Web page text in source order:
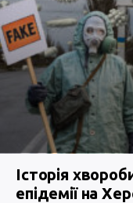
Історія
епідемії на